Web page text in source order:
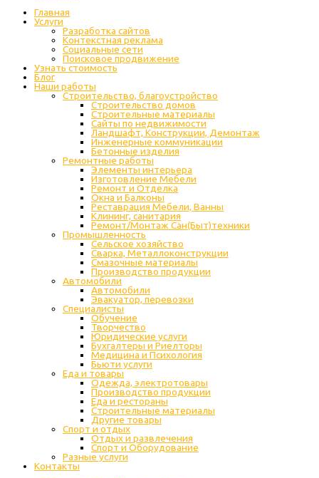
Главная
Услуги
Разработка сайтов
Контекстная реклама
Социальные сети
Поисковое продвижение
Узнать стоимость
Блог
Наши работы
Строительство, благоустройство
Строительство домов
Строительные материалы
Сайты по недвижимости
Ландшафт, Конструкции, Демонтаж
Инженерные коммуникации
Бетонные изделия
Ремонтные работы
Элементы интерьера
Изготовление Мебели
Ремонт и Отделка
Окна и Балконы
Реставрация Мебели, Ванны
Клининг, санитария
Ремонт/Монтаж Сан(Быт)техники
Промышленность
Cельское хозяйство
Сварка, Металлоконструкции
Cмазочные материалы
Производство продукции
Автомобили
Автомобили
Эвакуатор, перевозки
Специалисты
Обучение
Творчество
Юридические услуги
Бухгалтеры и Риелторы
Медицина и Психология
Бьюти услуги
Еда и товары
Одежда, электротовары
Производство продукции
Еда и рестораны
Строительные материалы
Другие товары
Спорт и отдых
Отдых и развлечения
Спорт и Оборудование
Разные услуги
Контакты